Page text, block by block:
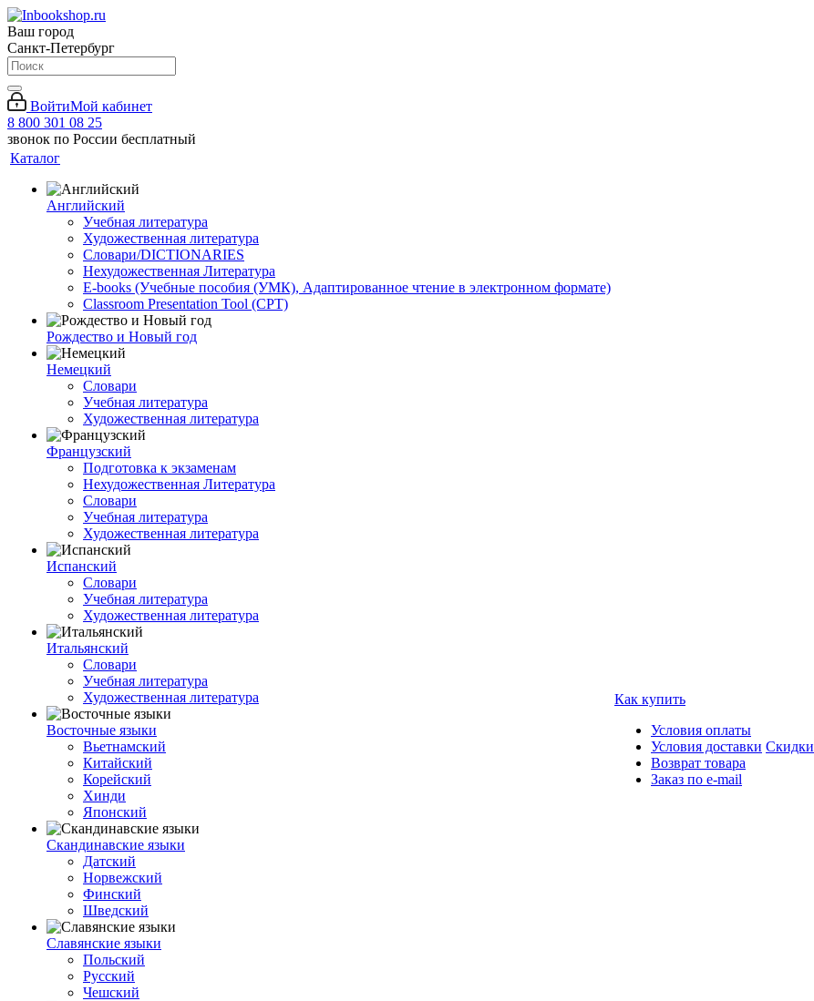
Ваш город
Санкт-Петербург
ВойтиМой кабинет
8 800 301 08 25
звонок по России бесплатный
Каталог
Английский
Учебная литература
Художественная литература
Словари/DICTIONARIES
Нехудожественная Литература
E-books (Учебные пособия (УМК), Адаптированное чтение в электронном формате)
Classroom Presentation Tool (CPT)
Рождество и Новый год
Немецкий
Словари
Учебная литература
Художественная литература
Французский
Подготовка к экзаменам
Нехудожественная Литература
Словари
Учебная литература
Художественная литература
Испанский
Словари
Учебная литература
Художественная литература
Итальянский
Словари
Учебная литература
Художественная литература
Восточные языки
Вьетнамский
Китайский
Корейский
Хинди
Японский
Скандинавские языки
Датский
Норвежский
Финский
Шведский
Славянские языки
Польский
Русский
Чешский
Как купить
Условия оплаты
Условия доставки
Возврат товара
Заказ по e-mail
Скидки